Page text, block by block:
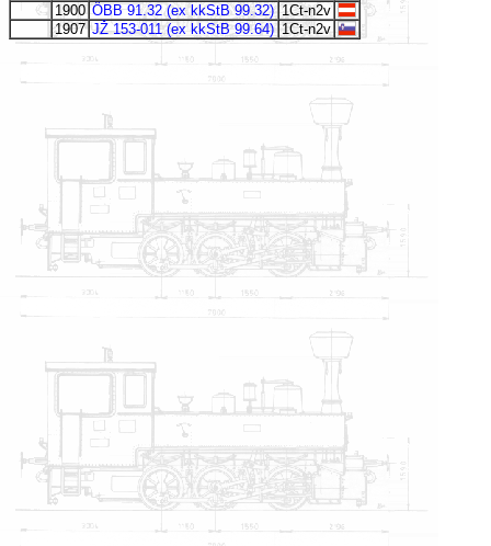
1900 ÖBB 91.32 (ex kkStB 99.32) 1Ct-n2v
1907 JŽ 153-011 (ex kkStB 99.64) 1Ct-n2v